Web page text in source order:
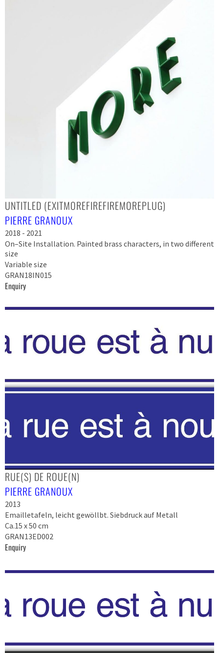
UNTITLED (EXITMOREFIREFIREMOREPLUG)
PIERRE GRANOUX
2018 - 2021
On–Site Installation. Painted brass characters, in two different
size
Variable size
GRAN18IN015
Enquiry
RUE(S) DE ROUE(N)
PIERRE GRANOUX
2013
Emailletafeln, leicht gewöllbt. Siebdruck auf Metall
Ca.15 x 50 cm
GRAN13ED002
Enquiry